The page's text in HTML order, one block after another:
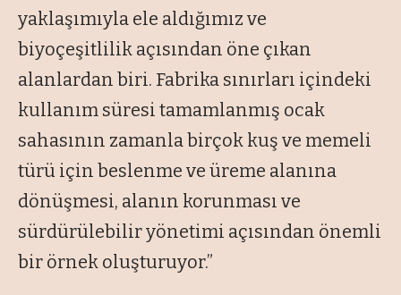
yaklaşımıyla ele aldığımız ve
biyoçeşitlilik açısından öne çıkan
alanlardan biri. Fabrika sınırları içindeki
kullanım süresi tamamlanmış ocak
sahasının zamanla birçok kuş ve memeli
türü için beslenme ve üreme alanına
dönüşmesi, alanın korunması ve
sürdürülebilir yönetimi açısından önemli
bir örnek oluşturuyor.”